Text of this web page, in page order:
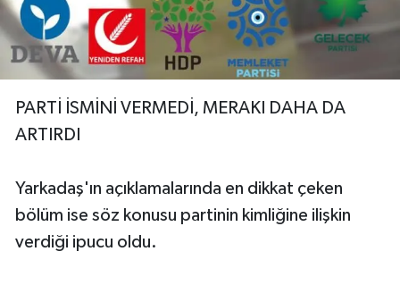
PARTİ İSMİNİ VERMEDİ, MERAKI DAHA DA
ARTIRDI
Yarkadaş'ın açıklamalarında en dikkat çeken
bölüm ise söz konusu partinin kimliğine ilişkin
verdiği ipucu oldu.